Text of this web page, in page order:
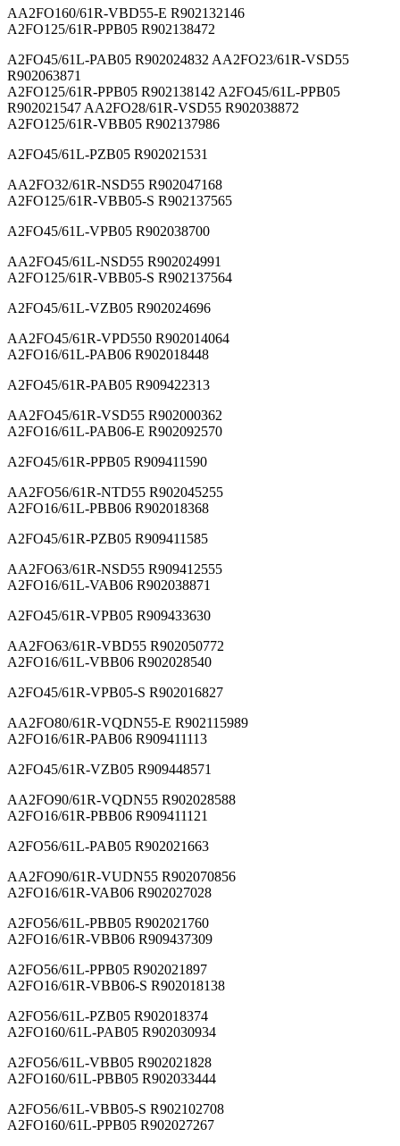
AA2FO160/61R-VBD55-E R902132146
A2FO125/61R-PPB05 R902138472
A2FO45/61L-PAB05 R902024832 AA2FO23/61R-VSD55
R902063871
A2FO125/61R-PPB05 R902138142 A2FO45/61L-PPB05
R902021547 AA2FO28/61R-VSD55 R902038872
A2FO125/61R-VBB05 R902137986
A2FO45/61L-PZB05 R902021531
AA2FO32/61R-NSD55 R902047168
A2FO125/61R-VBB05-S R902137565
A2FO45/61L-VPB05 R902038700
AA2FO45/61L-NSD55 R902024991
A2FO125/61R-VBB05-S R902137564
A2FO45/61L-VZB05 R902024696
AA2FO45/61R-VPD550 R902014064
A2FO16/61L-PAB06 R902018448
A2FO45/61R-PAB05 R909422313
AA2FO45/61R-VSD55 R902000362
A2FO16/61L-PAB06-E R902092570
A2FO45/61R-PPB05 R909411590
AA2FO56/61R-NTD55 R902045255
A2FO16/61L-PBB06 R902018368
A2FO45/61R-PZB05 R909411585
AA2FO63/61R-NSD55 R909412555
A2FO16/61L-VAB06 R902038871
A2FO45/61R-VPB05 R909433630
AA2FO63/61R-VBD55 R902050772
A2FO16/61L-VBB06 R902028540
A2FO45/61R-VPB05-S R902016827
AA2FO80/61R-VQDN55-E R902115989
A2FO16/61R-PAB06 R909411113
A2FO45/61R-VZB05 R909448571
AA2FO90/61R-VQDN55 R902028588
A2FO16/61R-PBB06 R909411121
A2FO56/61L-PAB05 R902021663
AA2FO90/61R-VUDN55 R902070856
A2FO16/61R-VAB06 R902027028
A2FO56/61L-PBB05 R902021760
A2FO16/61R-VBB06 R909437309
A2FO56/61L-PPB05 R902021897
A2FO16/61R-VBB06-S R902018138
A2FO56/61L-PZB05 R902018374
A2FO160/61L-PAB05 R902030934
A2FO56/61L-VBB05 R902021828
A2FO160/61L-PBB05 R902033444
A2FO56/61L-VBB05-S R902102708
A2FO160/61L-PPB05 R902027267